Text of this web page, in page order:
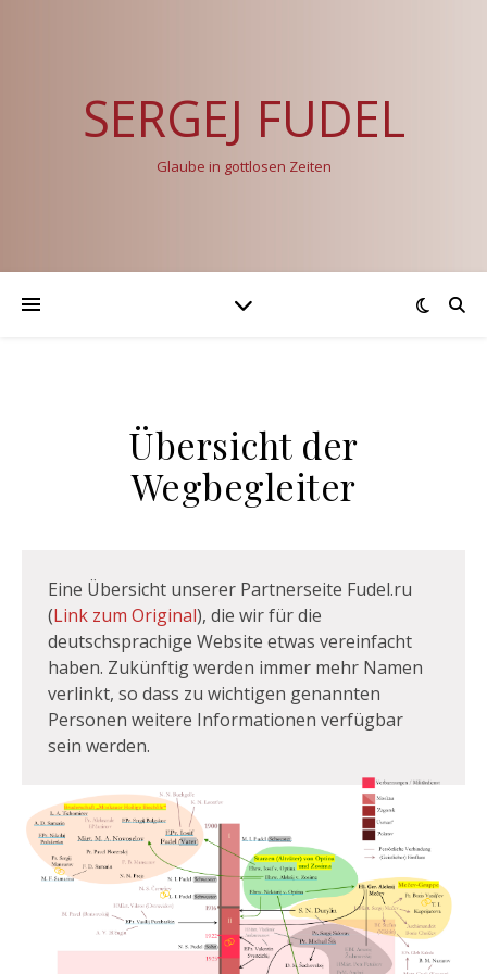
SERGEJ FUDEL
Glaube in gottlosen Zeiten
Übersicht der
Wegbegleiter
Eine Übersicht unserer Partnerseite Fudel.ru
(Link zum Original), die wir für die
deutschsprachige Website etwas vereinfacht
haben. Zukünftig werden immer mehr Namen
verlinkt, so dass zu wichtigen genannten
Personen weitere Informationen verfügbar
sein werden.